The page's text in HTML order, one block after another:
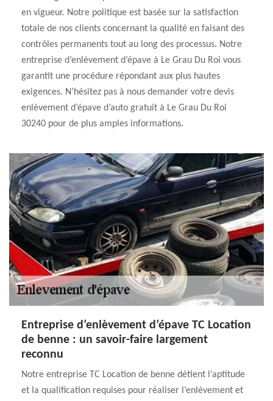
en vigueur. Notre politique est basée sur la satisfaction
totale de nos clients concernant la qualité en faisant des
contrôles permanents tout au long des processus. Notre
entreprise d’enlèvement d’épave à Le Grau Du Roi vous
garantit une procédure répondant aux plus hautes
exigences. N’hésitez pas à nous demander votre devis
enlèvement d’épave d’auto gratuit à Le Grau Du Roi
30240 pour de plus amples informations.
Entreprise d’enlèvement d’épave TC Location
de benne : un savoir-faire largement
reconnu
Notre entreprise TC Location de benne détient l’aptitude
et la qualification requises pour réaliser l’enlèvement et